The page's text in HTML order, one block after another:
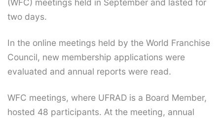
(WFC) meetings held in September and lasted for
two days.
In the online meetings held by the World Franchise
Council, new membership applications were
evaluated and annual reports were read.
WFC meetings, where UFRAD is a Board Member,
hosted 48 participants. At the meeting, annual